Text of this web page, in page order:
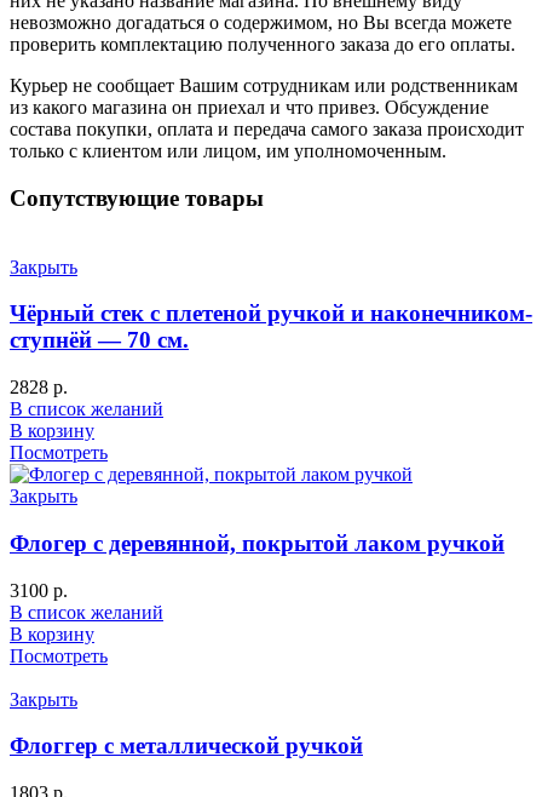
невозможно догадаться о содержимом, но Вы всегда можете
проверить комплектацию полученного заказа до его оплаты.
Курьер не сообщает Вашим сотрудникам или родственникам
из какого магазина он приехал и что привез. Обсуждение
состава покупки, оплата и передача самого заказа происходит
только с клиентом или лицом, им уполномоченным.
Сопутствующие товары
Закрыть
Чёрный стек с плетеной ручкой и наконечником-
ступнёй — 70 см.
2828 р.
В список желаний
В корзину
Посмотреть
Закрыть
Флогер с деревянной, покрытой лаком ручкой
3100 р.
В список желаний
В корзину
Посмотреть
Закрыть
Флоггер с металлической ручкой
1803 р.